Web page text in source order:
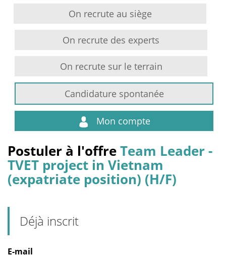
On recrute au siège
On recrute des experts
On recrute sur le terrain
Candidature spontanée
Mon compte
Postuler à l'offre Team Leader -
TVET project in Vietnam
(expatriate position) (H/F)
Déjà inscrit
E-mail